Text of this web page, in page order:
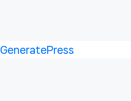
GeneratePress